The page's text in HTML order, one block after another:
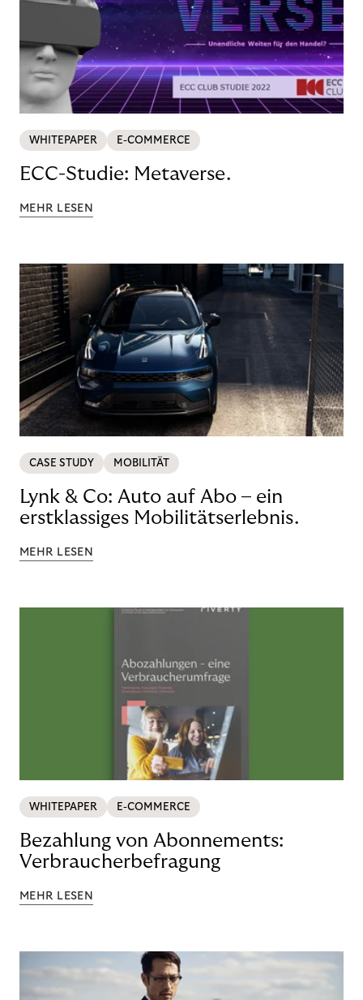
WHITEPAPER E-COMMERCE
ECC-Studie: Metaverse.
MEHR LESEN
CASE STUDY MOBILITÄT
Lynk & Co: Auto auf Abo – ein
erstklassiges Mobilitätserlebnis.
MEHR LESEN
WHITEPAPER E-COMMERCE
Bezahlung von Abonnements:
Verbraucherbefragung
MEHR LESEN